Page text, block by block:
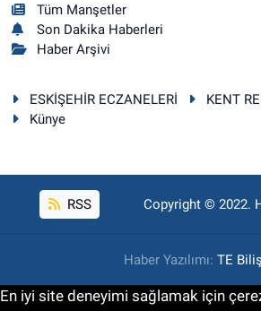
Tüm Manşetler
Son Dakika Haberleri
Haber Arşivi
ESKİŞEHİR ECZANELERİ KENT
Künye
RSS Copyright © 2022.
Haber Yazılımı: TE
En iyi site deneyimi sağlamak için